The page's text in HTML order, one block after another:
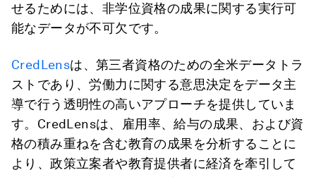
せるためには、非学位資格の成果に関する実行可
能なデータが不可欠です。
CredLensは、第三者資格のための全米データトラ
ストであり、労働力に関する意思決定をデータ主
導で行う透明性の高いアプローチを提供していま
す。CredLensは、雇用率、給与の成果、および資
格の積み重ねを含む教育の成果を分析することに
より、政策立案者や教育提供者に経済を牽引して